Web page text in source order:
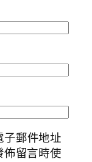
郵件地址
留言時使